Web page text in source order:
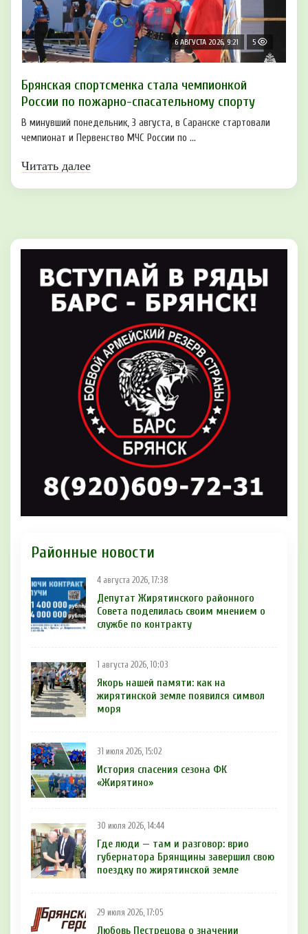
6 АВГУСТА 2026, 9:21 5
Брянская спортсменка стала чемпионкой
России по пожарно-спасательному спорту
В минувший понедельник, 3 августа, в Саранске стартовали
чемпионат и Первенство МЧС России по ...
Читать далее
Районные новости
4 августа 2026, 17:38
Депутат Жирятинского районного
Совета поделилась своим мнением о
службе по контракту
1 августа 2026, 10:03
Якорь нашей памяти: как на
жирятинской земле появился символ
моря
31 июля 2026, 15:02
История спасения сезона ФК
«Жирятино»
30 июля 2026, 14:44
Где люди — там и разговор: врио
губернатора Брянщины завершил свою
поездку по жирятинской земле
29 июля 2026, 17:05
Любовь Пестрецова о значении